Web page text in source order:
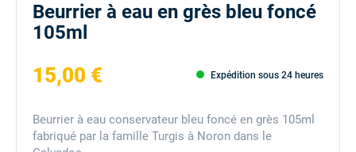
Beurrier à eau en grès bleu foncé
105ml
Beurrier à eau conservateur bleu foncé en grès 105ml
fabriqué par la famille Turgis à Noron dans le
15,00 € Expédition sous 24 heures